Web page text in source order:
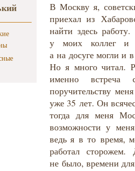
В Москву я,
приехал из
найти здесь
у моих коллег и
а на досуге могли и
Но я много читал.
именно встреча
поручительству
уже 35 лет. Он
тогда для меня
возможности у
ведь я в то время,
работал
не было, времени